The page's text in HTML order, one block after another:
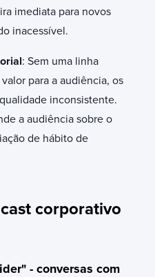
imediata para novos
inacessível.
: Sem uma linha
para a audiência, os
inconsistente.
a audiência sobre o
de hábito de
corporativo
- conversas com